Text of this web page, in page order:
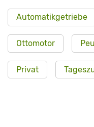
Automatikgetriebe
Ottomotor
Privat